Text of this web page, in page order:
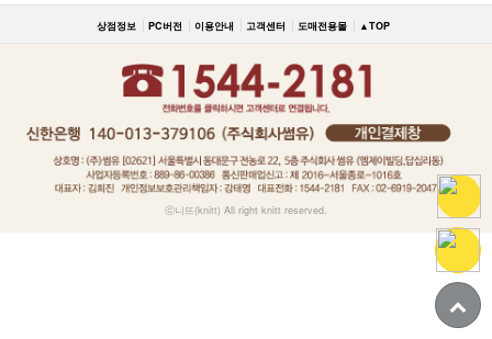
상점정보 PC버전 이용안내 고객센터 도매전용몰 ▲TOP
ⓒ니뜨(knitt) All right knitt reserved.